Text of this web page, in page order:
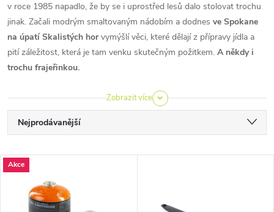
v roce 1985 napadlo, že by se i uprostřed lesů dalo stolovat trochu
jinak. Začali modrým smaltovaným nádobím a dodnes ve Spokane
na úpatí Skalistých horvymýšlí věci, které dělají z přípravy jídla a
pití záležitost, která je tam venku skutečným požitkem. A někdy i
trochu frajeřinkou.
Zobrazit více
Ř
a
Nejprodávanější
Nejdražší
Abecedně
V
Akce